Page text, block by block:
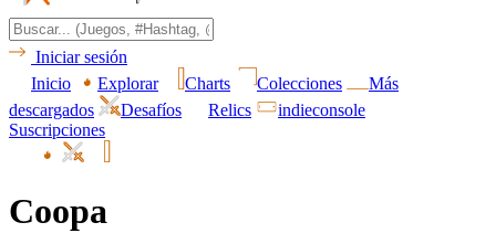
Iniciar sesión
Inicio
Explorar Charts Colecciones
Más
descargados
Desafíos Relics
indieconsole
Suscripciones
Coopa